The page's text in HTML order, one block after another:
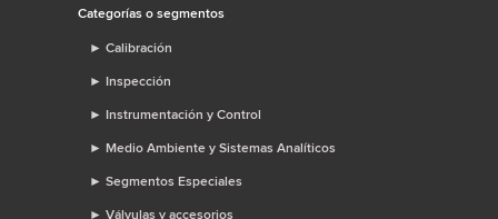
Categorías o segmentos
► Calibración
► Inspección
► Instrumentación y Control
► Medio Ambiente y Sistemas Analíticos
► Segmentos Especiales
► Válvulas y accesorios